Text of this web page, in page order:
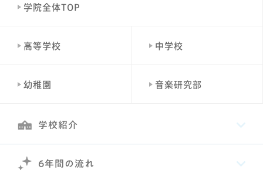
学院全体TOP
高等学校 中学校
幼稚園 音楽研究部
学校紹介
6年間の流れ